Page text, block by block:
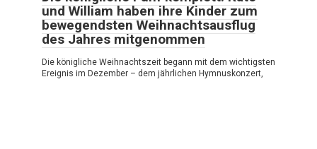
und William haben ihre Kinder zum
bewegendsten Weihnachtsausflug
des Jahres mitgenommen
Die königliche Weihnachtszeit begann mit dem wichtigsten
Ereignis im Dezember – dem jährlichen Hymnuskonzert,